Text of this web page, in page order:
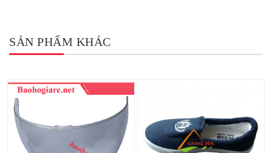
SẢN PHẨM KHÁC